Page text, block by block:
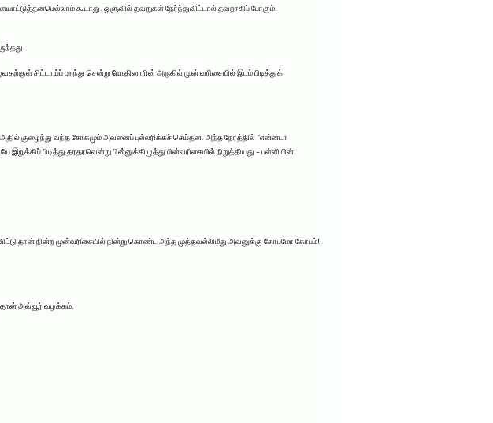
கூடாது. ஓளுவில் தவறுகள் நேர்ந்துவிட்டால் தவறாகிப் போகும்.
சிட்டாய்ப் பறந்து சென்று மோதினாரின் அருகில் முன் வரிசையில் இடம் பிடித்துக்
குழைந்து வந்த சோகமும் அவனைப் புல்லரிக்கச் செய்தன. அந்த நேரத்தில் “என்னடா
பிடித்து தரதரவென்று பின்னுக்கிழுத்து பின்வரிசையில் நிறுத்தியது – பள்ளியின்
தான் நின்ற முன்வரிசையில் நின்று கொண்ட அந்த முத்தவல்லிமீது அவனுக்கு கோபமோ கோபம்!
தான் அவ்வூர் வழக்கம்.